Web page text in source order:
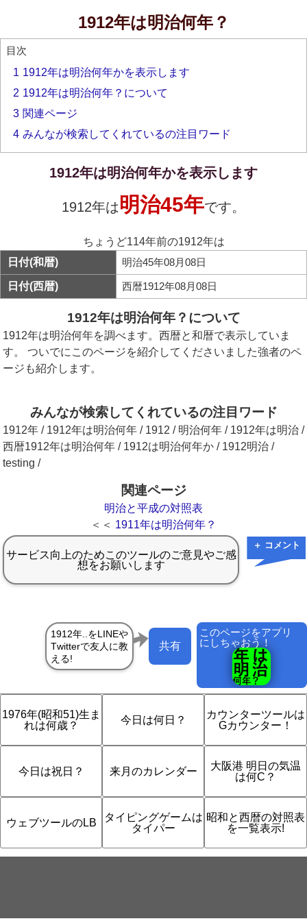
1912年は明治何年？
目次
1 1912年は明治何年かを表示します
2 1912年は明治何年？について
3 関連ページ
4 みんなが検索してくれているの注目ワード
1912年は明治何年かを表示します
1912年は明治45年です。
ちょうど114年前の1912年は
日付(和暦)
明治45年08月08日
日付(西暦) 西暦1912年08月08日
1912年は明治何年？について
1912年は明治何年を調べます。西暦と和暦で表示していま
す。 ついでにこのページを紹介してくださいました強者のペ
ージも紹介します。
みんなが検索してくれているの注目ワード
1912年 / 1912年は明治何年 / 1912 / 明治何年 / 1912年は明治 /
西暦1912年は明治何年 / 1912は明治何年か / 1912明治 /
testing /
関連ページ
明治と平成の対照表
＜＜ 1911年は明治何年？
＋ コメント
このページをアプリ
にしちゃおう！
共有
1976年(昭和51)生ま
れは何歳？
今日は何日？
カウンターツールは
Gカウンター！
今日は祝日？ 来月のカレンダー
大阪港 明日の気温
は何C？
ウェブツールのLB
タイピングゲームは
タイパー
昭和と西暦の対照表
を一覧表示!